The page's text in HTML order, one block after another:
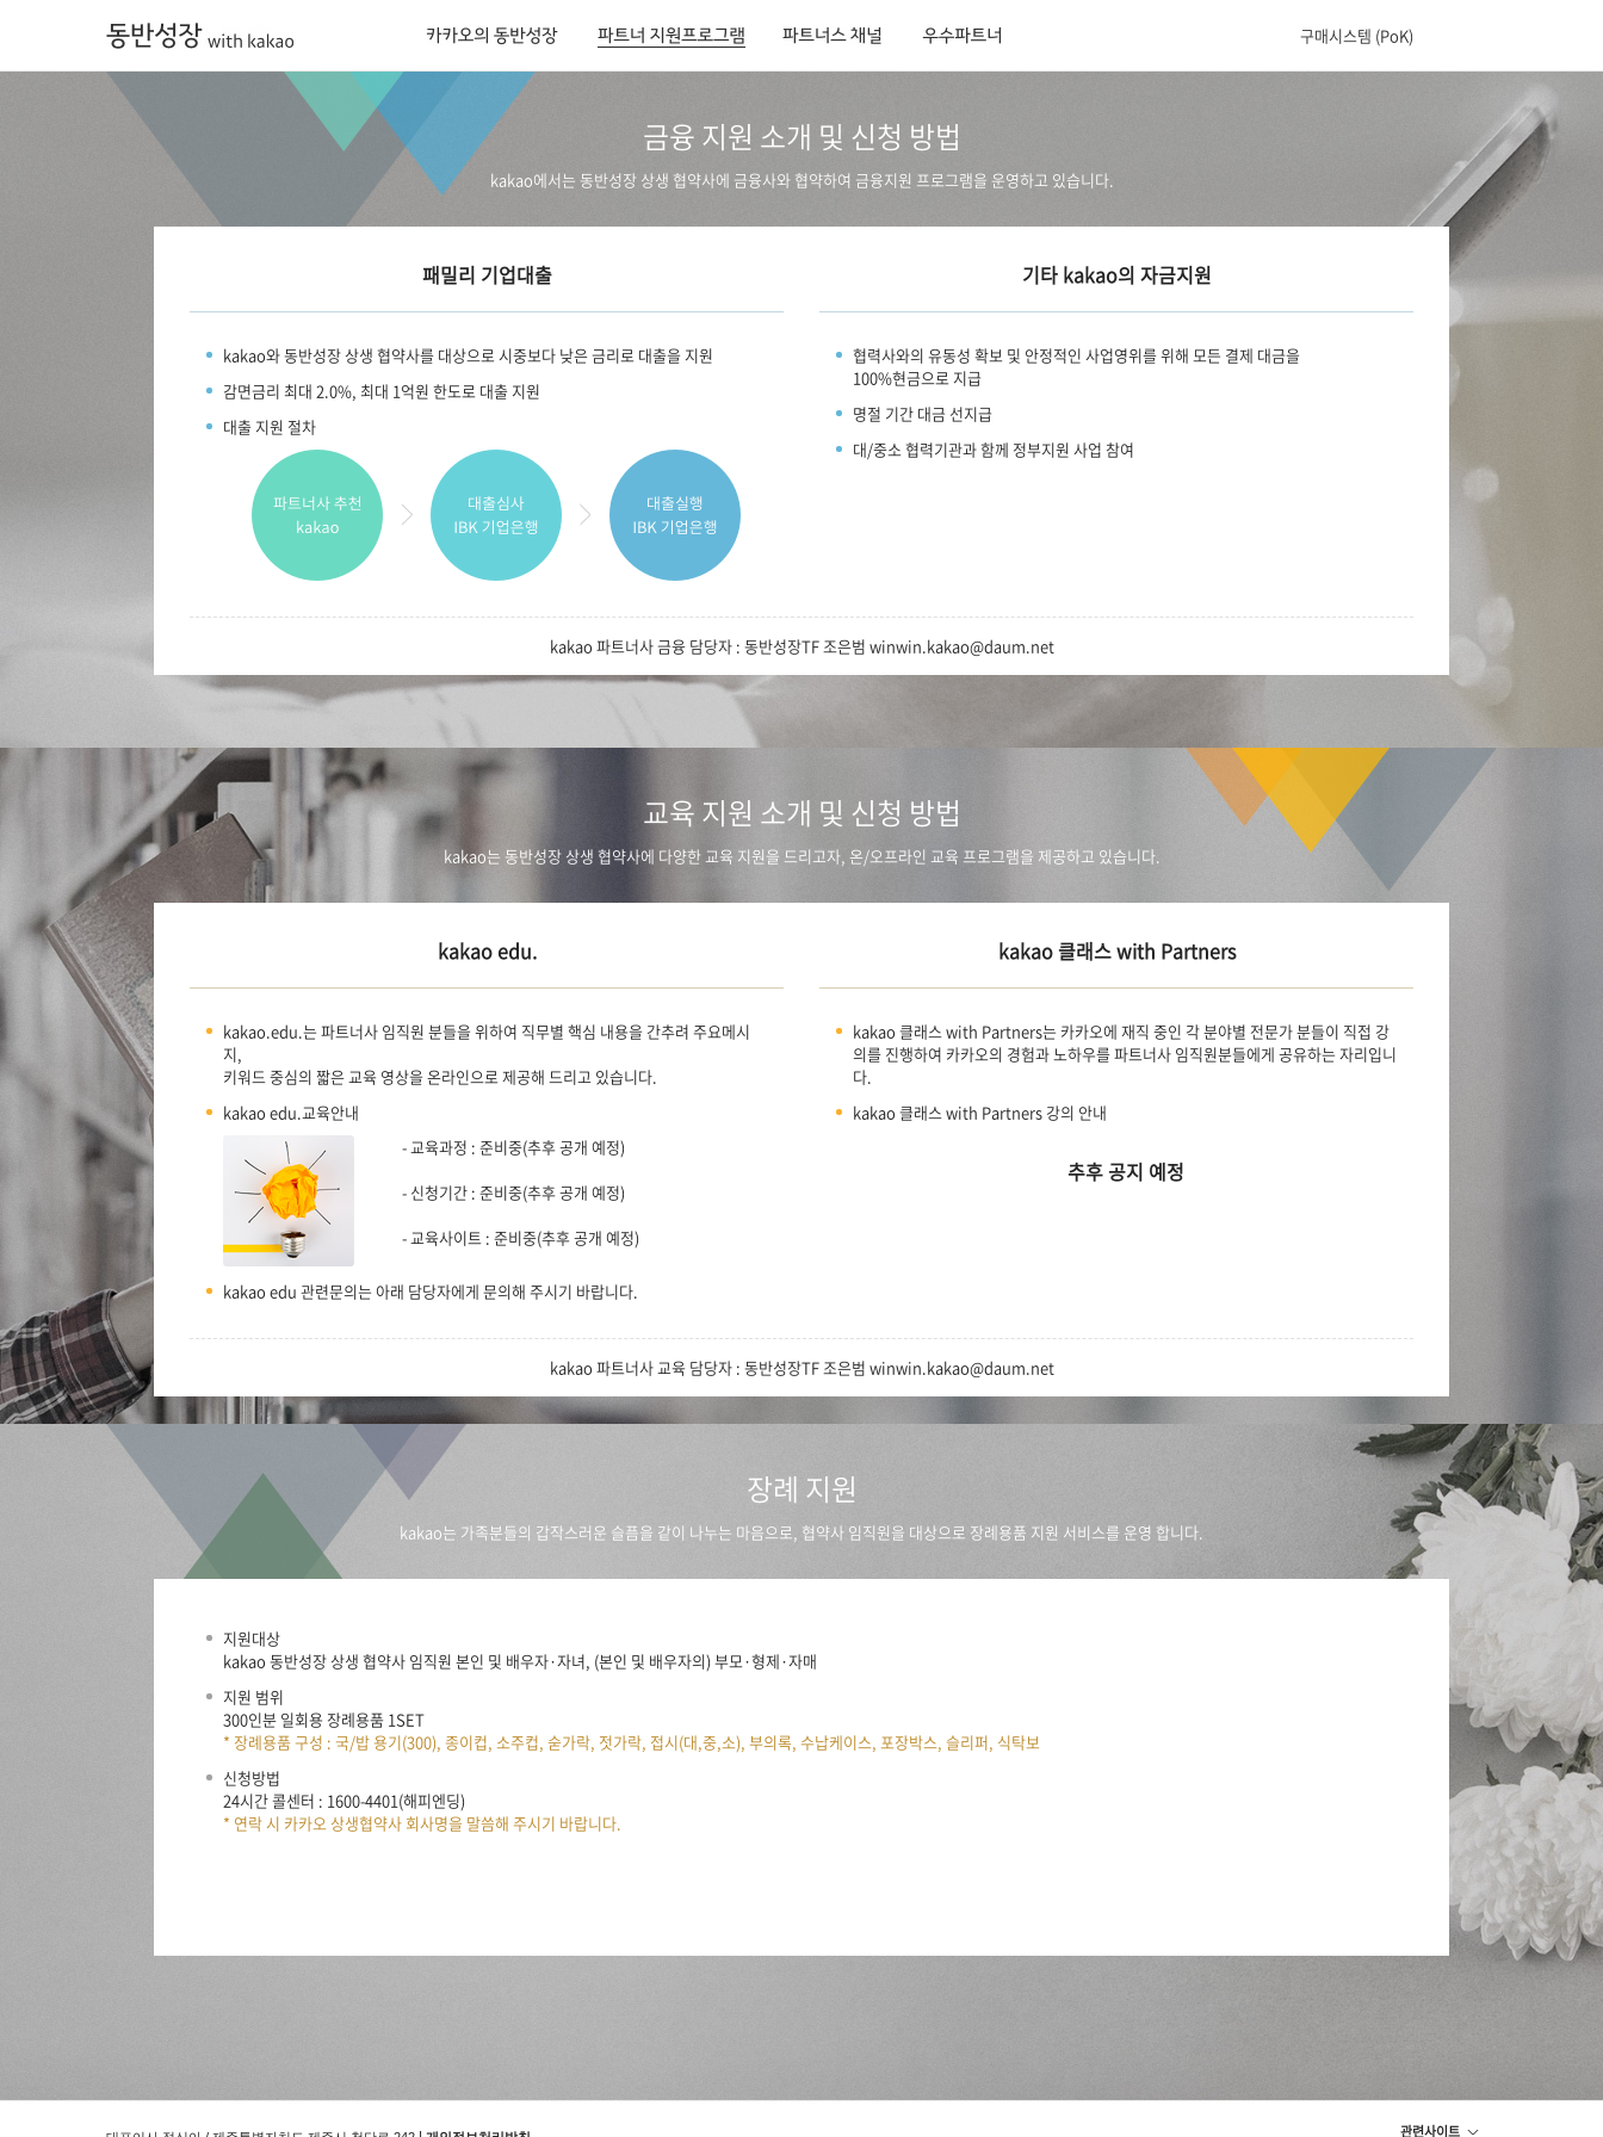
카카오의 동반성장 파트너 지원프로그램 파트너스 채널 우수파트너 구매시스템 (PoK)
금융 지원 소개 및 신청 방법
kakao에서는 동반성장 상생 협약사에 금융사와 협약하여 금융지원 프로그램을 운영하고 있습니다.
패밀리 기업대출
kakao와 동반성장 상생 협약사를 대상으로 시중보다 낮은 금리로 대출을 지원
감면금리 최대 2.0%, 최대 1억원 한도로 대출 지원
대출 지원 절차
기타 kakao의 자금지원
협력사와의 유동성 확보 및 안정적인 사업영위를 위해 모든 결제 대금을
100%현금으로 지급
명절 기간 대금 선지급
대/중소 협력기관과 함께 정부지원 사업 참여
kakao 파트너사 금융 담당자 : 동반성장TF 조은범 winwin.kakao@daum.net
교육 지원 소개 및 신청 방법
kakao는 동반성장 상생 협약사에 다양한 교육 지원을 드리고자, 온/오프라인 교육 프로그램을 제공하고 있습니다.
kakao edu.
kakao.edu.는 파트너사 임직원 분들을 위하여 직무별 핵심 내용을 간추려 주요메시
지,
키워드 중심의 짧은 교육 영상을 온라인으로 제공해 드리고 있습니다.
kakao edu.교육안내
- 교육과정 : 준비중(추후 공개 예정)
- 신청기간 : 준비중(추후 공개 예정)
- 교육사이트 : 준비중(추후 공개 예정)
kakao edu 관련문의는 아래 담당자에게 문의해 주시기 바랍니다.
kakao 클래스 with Partners
kakao 클래스 with Partners는 카카오에 재직 중인 각 분야별 전문가 분들이 직접 강
의를 진행하여 카카오의 경험과 노하우를 파트너사 임직원분들에게 공유하는 자리입니
다.
kakao 클래스 with Partners 강의 안내
추후 공지 예정
kakao 파트너사 교육 담당자 : 동반성장TF 조은범 winwin.kakao@daum.net
장례 지원
kakao는 가족분들의 갑작스러운 슬픔을 같이 나누는 마음으로, 협약사 임직원을 대상으로 장례용품 지원 서비스를 운영 합니다.
지원대상
kakao 동반성장 상생 협약사 임직원 본인 및 배우자·자녀, (본인 및 배우자의) 부모·형제·자매
지원 범위
300인분 일회용 장례용품 1SET
* 장례용품 구성 : 국/밥 용기(300), 종이컵, 소주컵, 숟가락, 젓가락, 접시(대,중,소), 부의록, 수납케이스, 포장박스, 슬리퍼, 식탁보
신청방법
24시간 콜센터 : 1600-4401(해피엔딩)
* 연락 시 카카오 상생협약사 회사명을 말씀해 주시기 바랍니다.
관련사이트